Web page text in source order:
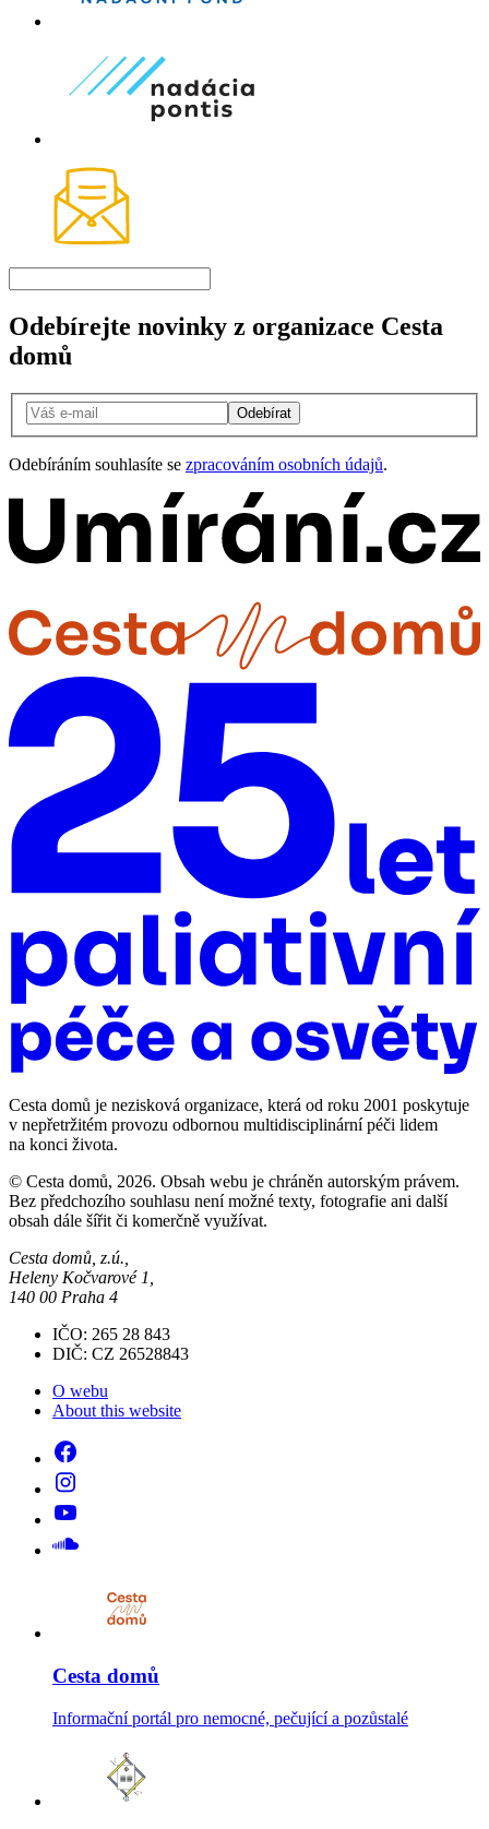
Odebírejte novinky z organizace Cesta
domů
Odebírat
Odebíráním souhlasíte se zpracováním osobních údajů.
Cesta domů je nezisková organizace, která od roku 2001 poskytuje
v nepřetržitém provozu odbornou multidisciplinární péči lidem
na konci života.
© Cesta domů, 2026. Obsah webu je chráněn autorským právem.
Bez předchozího souhlasu není možné texty, fotografie ani další
obsah dále šířit či komerčně využívat.
Cesta domů, z.ú.,
Heleny Kočvarové 1,
140 00 Praha 4
IČO: 265 28 843
DIČ: CZ 26528843
O webu
About this website
Cesta domů
Informační portál pro nemocné, pečující a pozůstalé